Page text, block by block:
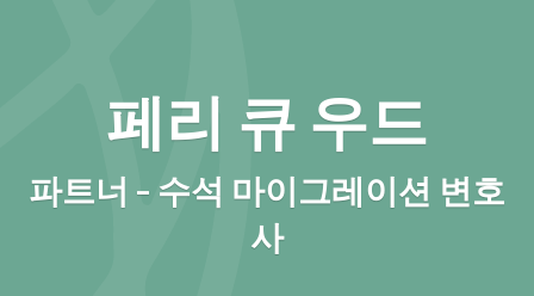
페리 큐 우드
파트너 - 수석 마이그레이션 변호
사